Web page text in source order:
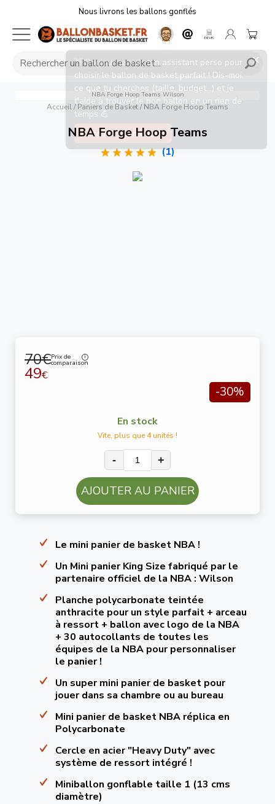
Nous livrons les ballons gonflés
NBA Forge Hoop Teams Wilson
Accueil/ Paniers de Basket/ NBA Forge Hoop Teams
NBA Forge Hoop Teams
(1)
70€Prix de
comparaison
49€
-30%
En stock
Vite, plus que 4 unités !
- +
AJOUTER AU PANIER
Le mini panier de basket NBA !
Un Mini panier King Size fabriqué par le
partenaire officiel de la NBA : Wilson
Planche polycarbonate teintée
anthracite pour un style parfait + arceau
à ressort + ballon avec logo de la NBA
+ 30 autocollants de toutes les
équipes de la NBA pour personnaliser
le panier !
Un super mini panier de basket pour
jouer dans sa chambre ou au bureau
Mini panier de basket NBA réplica en
Polycarbonate
Cercle en acier "Heavy Duty" avec
système de ressort intégré !
Miniballon gonflable taille 1 (13 cms
diamètre)